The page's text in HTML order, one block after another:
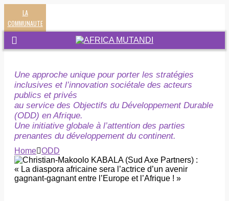
LA
COMMUNAUTE
Une approche unique pour porter les stratégies
inclusives et l’innovation sociétale des acteurs
publics et privés
au service des Objectifs du Développement Durable
(ODD) en Afrique.
Une initiative globale à l’attention des parties
prenantes du développement du continent.
Home ODD